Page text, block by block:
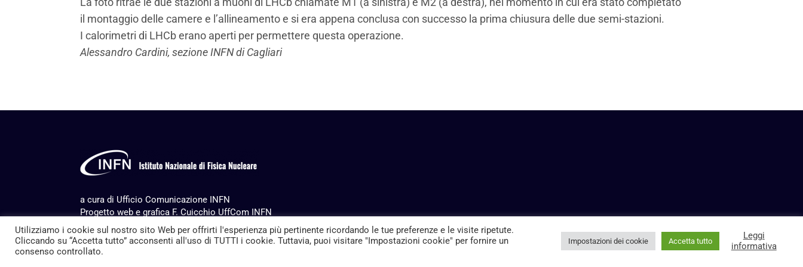
il montaggio delle camere e l’allineamento e si era appena conclusa con successo la prima chiusura delle due semi-stazioni.
I calorimetri di LHCb erano aperti per permettere questa operazione.
Alessandro Cardini, sezione INFN di Cagliari
a cura di Ufficio Comunicazione INFN
Progetto web e grafica F. Cuicchio UffCom INFN
Produzione
Multimedia Service
ITC services Servizi Nazionali INFN
Utilizziamo i cookie sul nostro sito Web per offrirti l'esperienza più pertinente ricordando le tue preferenze e le visite ripetute.
Cliccando su “Accetta tutto” acconsenti all'uso di TUTTI i cookie. Tuttavia, puoi visitare "Impostazioni cookie" per fornire un
consenso controllato.
Impostazioni dei cookie Accetta tutto
Leggi
informativa